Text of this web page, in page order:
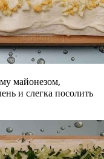
майонезом,
и слегка посолить